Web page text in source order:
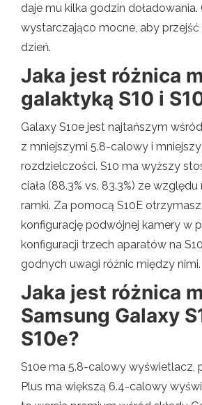
daje mu kilka godzin doładowania.
wystarczająco mocne, aby przejść
dzień.
Jaka jest różnica
galaktyką S10 i
Galaxy S10e jest najtańszym
z mniejszymi 5.8-calowy i
rozdzielczości. S10 ma wyższy
ciała (88.3% vs. 83.3%) ze
ramki. Za pomocą S10E
konfigurację podwójnej kamery w
konfiguracji trzech aparatów na
godnych uwagi różnic między nimi.
Jaka jest różnica
Samsung Galaxy
S10e?
S10e ma 5.8-calowy wyświetlacz,
Plus ma większą 6.4-calowy